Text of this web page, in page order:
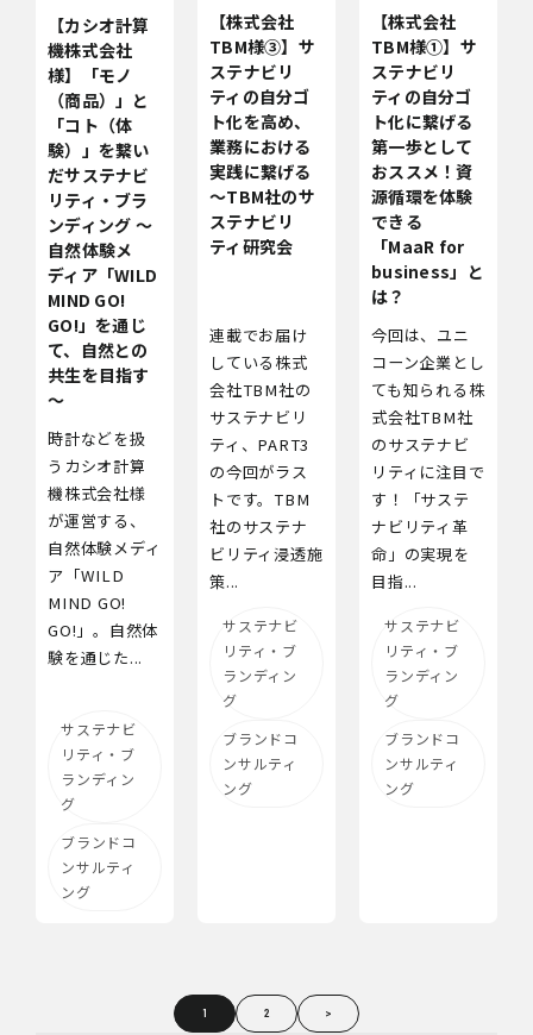
【カシオ計算
機株式会社
様】「モノ
（商品）」と
「コト（体
験）」を繋い
だサステナビ
リティ・ブラ
ンディング ～
自然体験メ
ディア「WILD
MIND GO!
GO!」を通じ
て、自然との
共生を目指す
～
時計などを扱
うカシオ計算
機株式会社様
が運営する、
自然体験メディ
ア「WILD
MIND GO!
GO!」。自然体
験を通じた...
サステナビ
リティ・ブ
ランディン
グ
ブランドコ
ンサルティ
ング
【株式会社
TBM様③】サ
ステナビリ
ティの自分ゴ
ト化を高め、
業務における
実践に繋げる
～TBM社のサ
ステナビリ
ティ研究会
連載でお届け
している株式
会社TBM社の
サステナビリ
ティ、PART3
の今回がラス
トです。TBM
社のサステナ
ビリティ浸透施
策...
サステナビ
リティ・ブ
ランディン
グ
ブランドコ
ンサルティ
ング
【株式会社
TBM様①】サ
ステナビリ
ティの自分ゴ
ト化に繋げる
第一歩として
おススメ！資
源循環を体験
できる
「MaaR for
business」と
は？
今回は、ユニ
コーン企業とし
ても知られる株
式会社TBM社
のサステナビ
リティに注目で
す！「サステ
ナビリティ革
命」の実現を
目指...
サステナビ
リティ・ブ
ランディン
グ
ブランドコ
ンサルティ
ング
1 2 >